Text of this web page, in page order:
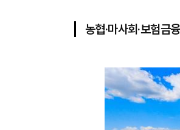
농협·마사회·보험금